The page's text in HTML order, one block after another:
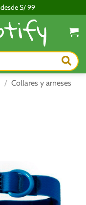
S/ 99
/ Collares y arneses